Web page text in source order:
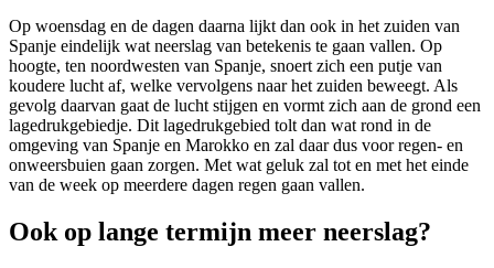
Op woensdag en de dagen daarna lijkt dan ook in het zuiden van
Spanje eindelijk wat neerslag van betekenis te gaan vallen. Op
hoogte, ten noordwesten van Spanje, snoert zich een putje van
koudere lucht af, welke vervolgens naar het zuiden beweegt. Als
gevolg daarvan gaat de lucht stijgen en vormt zich aan de grond een
lagedrukgebiedje. Dit lagedrukgebied tolt dan wat rond in de
omgeving van Spanje en Marokko en zal daar dus voor regen- en
onweersbuien gaan zorgen. Met wat geluk zal tot en met het einde
van de week op meerdere dagen regen gaan vallen.
Ook op lange termijn meer neerslag?